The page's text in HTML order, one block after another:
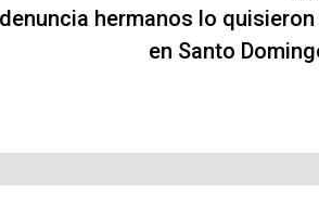
hermanos lo
en Santo